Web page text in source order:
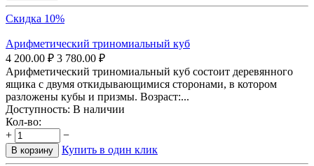
Скидка 10%
Арифметический триномиальный куб
4 200.00 ₽ 3 780.00 ₽
Арифметический триномиальный куб состоит деревянного
ящика с двумя откидывающимися сторонами, в котором
разложены кубы и призмы. Возраст:...
Доступность: В наличии
Кол-во:
+
−
В корзину Купить в один клик